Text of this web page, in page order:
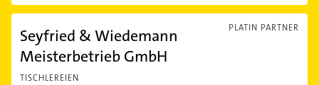
PLATIN PARTNER
Seyfried & Wiedemann
Meisterbetrieb GmbH
TISCHLEREIEN